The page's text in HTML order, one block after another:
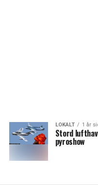
LOKALT 1 år
Stord
pyroshow